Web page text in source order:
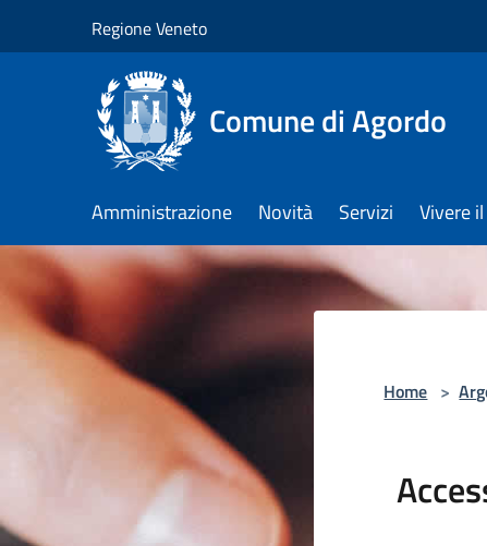
Regione Veneto
Comune di Agordo
Amministrazione Novità Servizi Vivere
Home >